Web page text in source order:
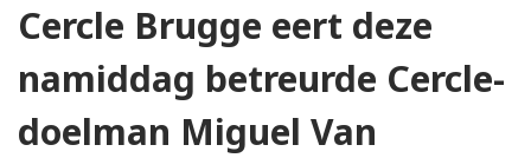
Cercle Brugge eert deze
namiddag betreurde Cercle-
doelman Miguel Van